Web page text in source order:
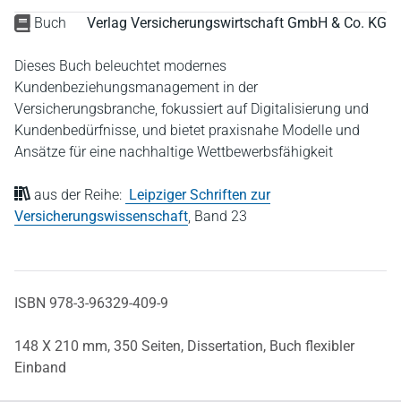
Buch Verlag Versicherungswirtschaft GmbH & Co. KG
Dieses Buch beleuchtet modernes
Kundenbeziehungsmanagement in der
Versicherungsbranche, fokussiert auf Digitalisierung und
Kundenbedürfnisse, und bietet praxisnahe Modelle und
Ansätze für eine nachhaltige Wettbewerbsfähigkeit
aus der Reihe: Leipziger Schriften zur
Versicherungswissenschaft, Band 23
ISBN 978-3-96329-409-9
148 X 210 mm, 350 Seiten, Dissertation, Buch flexibler
Einband